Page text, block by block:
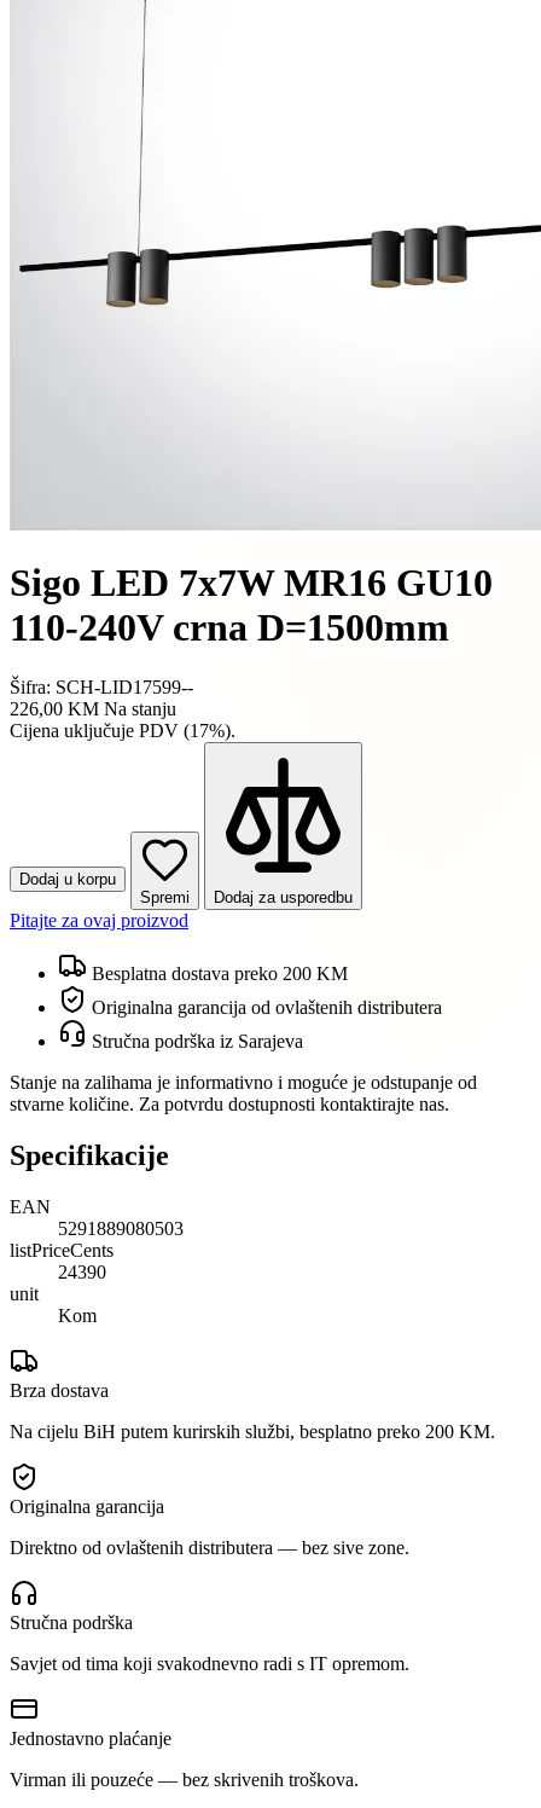
Sigo LED 7x7W MR16 GU10
110-240V crna D=1500mm
Šifra: SCH-LID17599--
226,00 KM Na stanju
Cijena uključuje PDV (17%).
Dodaj u korpu
Spremi
Dodaj za usporedbu
Pitajte za ovaj proizvod
Besplatna dostava preko 200 KM
Originalna garancija od ovlaštenih distributera
Stručna podrška iz Sarajeva
Stanje na zalihama je informativno i moguće je odstupanje od
stvarne količine. Za potvrdu dostupnosti kontaktirajte nas.
Specifikacije
EAN
5291889080503
listPriceCents
24390
unit
Kom
Brza dostava
Na cijelu BiH putem kurirskih službi, besplatno preko 200 KM.
Originalna garancija
Direktno od ovlaštenih distributera — bez sive zone.
Stručna podrška
Savjet od tima koji svakodnevno radi s IT opremom.
Jednostavno plaćanje
Virman ili pouzeće — bez skrivenih troškova.